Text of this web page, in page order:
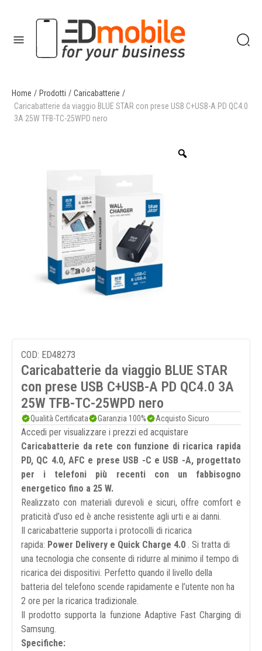
Home / Prodotti / Caricabatterie /
Caricabatterie da viaggio BLUE STAR con prese USB C+USB-A PD QC4.0
3A 25W TFB-TC-25WPD nero
COD: ED48273
Caricabatterie da viaggio BLUE STAR
con prese USB C+USB-A PD QC4.0 3A
25W TFB-TC-25WPD nero
Qualità Certificata Garanzia 100% Acquisto Sicuro
Accedi per visualizzare i prezzi ed acquistare
Caricabatterie da rete con funzione di ricarica rapida
PD, QC 4.0, AFC e prese USB -C e USB -A, progettato
per i telefoni più recenti con un fabbisogno
energetico fino a 25 W.
Realizzato con materiali durevoli e sicuri, offre comfort e
praticità d’uso ed è anche resistente agli urti e ai danni.
Il caricabatterie supporta i protocolli di ricarica
rapida: Power Delivery e Quick Charge 4.0 . Si tratta di
una tecnologia che consente di ridurre al minimo il tempo di
ricarica dei dispositivi. Perfetto quando il livello della
batteria del telefono scende rapidamente e l’utente non ha
2 ore per la ricarica tradizionale.
Il prodotto supporta la funzione Adaptive Fast Charging di
Samsung.
Specifiche: